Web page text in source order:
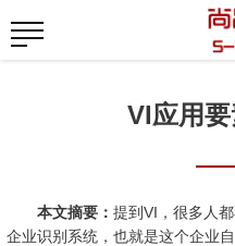
VI应用
本文摘要： 提到VI，很多人
企业识别系统，也就是这个企业